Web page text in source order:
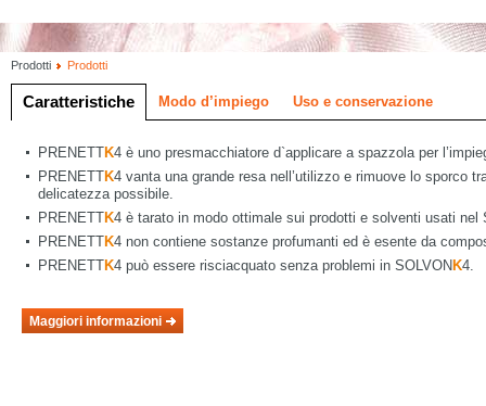
Prodotti Prodotti
Caratteristiche Modo d’impiego Uso e conservazione
PRENETTK4 è uno presmacchiatore d`applicare a spazzola per
PRENETTK4 vanta una grande resa nell’utilizzo e rimuove lo sporco
delicatezza possibile.
PRENETTK4 è tarato in modo ottimale sui prodotti e solventi usati nel
PRENETTK4 non contiene sostanze profumanti ed è esente da
PRENETTK4 può essere risciacquato senza problemi in SOLVON K4.
Maggiori informazioni